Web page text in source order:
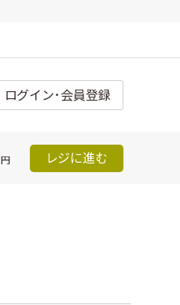
ログイン･会員登録
円 レジに進む